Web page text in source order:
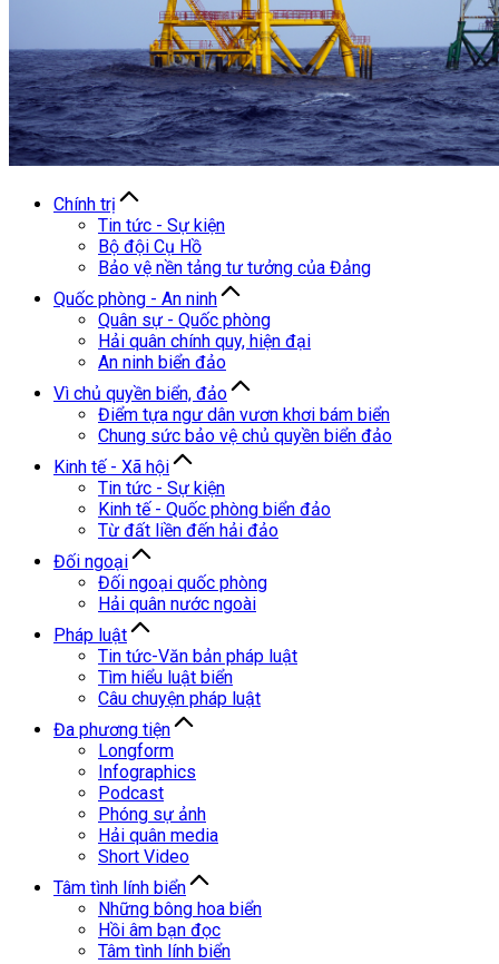
Chính trị
Tin tức - Sự kiện
Bộ đội Cụ Hồ
Bảo vệ nền tảng tư tưởng của Đảng
Quốc phòng - An ninh
Quân sự - Quốc phòng
Hải quân chính quy, hiện đại
An ninh biển đảo
Vì chủ quyền biển, đảo
Điểm tựa ngư dân vươn khơi bám biển
Chung sức bảo vệ chủ quyền biển đảo
Kinh tế - Xã hội
Tin tức - Sự kiện
Kinh tế - Quốc phòng biển đảo
Từ đất liền đến hải đảo
Đối ngoại
Đối ngoại quốc phòng
Hải quân nước ngoài
Pháp luật
Tin tức-Văn bản pháp luật
Tìm hiểu luật biển
Câu chuyện pháp luật
Đa phương tiện
Longform
Infographics
Podcast
Phóng sự ảnh
Hải quân media
Short Video
Tâm tình lính biển
Những bông hoa biển
Hồi âm bạn đọc
Tâm tình lính biển